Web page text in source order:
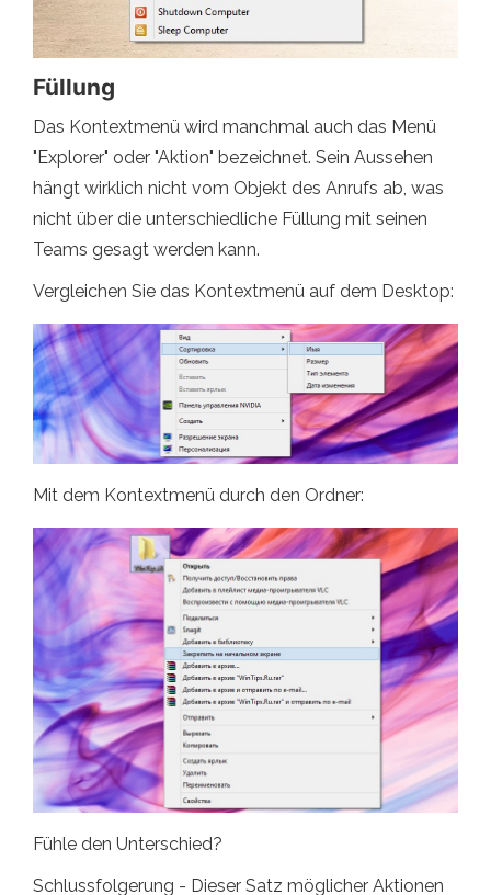
Füllung
Das Kontextmenü wird manchmal auch das Menü
"Explorer" oder "Aktion" bezeichnet. Sein Aussehen
hängt wirklich nicht vom Objekt des Anrufs ab, was
nicht über die unterschiedliche Füllung mit seinen
Teams gesagt werden kann.
Vergleichen Sie das Kontextmenü auf dem Desktop:
Mit dem Kontextmenü durch den Ordner:
Fühle den Unterschied?
Schlussfolgerung - Dieser Satz möglicher Aktionen